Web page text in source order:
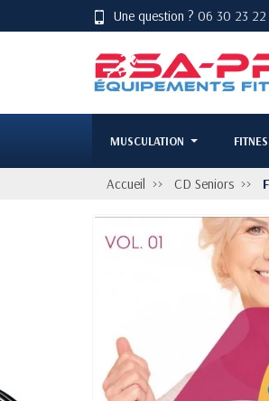
Une question ? 06 30 23 22
MUSCULATION
Accueil CD Seniors